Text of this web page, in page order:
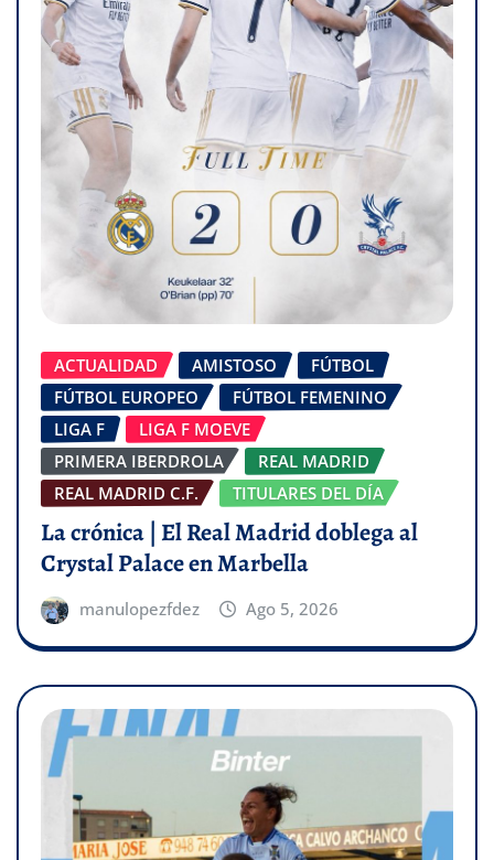
ACTUALIDAD AMISTOSO
FÚTBOL
FÚTBOL EUROPEO
FÚTBOL FEMENINO
LIGA F
LIGA F MOEVE
PRIMERA IBERDROLA
REAL MADRID
REAL MADRID C.F.
TITULARES DEL DÍA
La crónica | El Real Madrid doblega al
Crystal Palace en Marbella
manulopezfdez Ago 5, 2026